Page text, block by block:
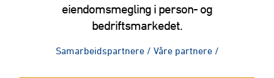
eiendomsmegling i person- og
bedriftsmarkedet.
Samarbeidspartnere / Våre partnere /